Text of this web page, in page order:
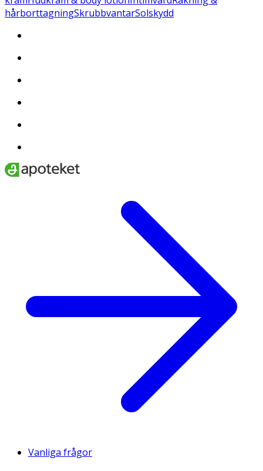
hårborttagningSkrubbvantarSolskydd
Vanliga frågor